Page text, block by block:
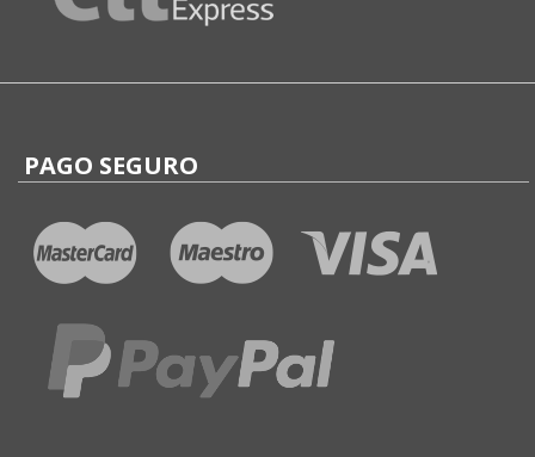
PAGO SEGURO